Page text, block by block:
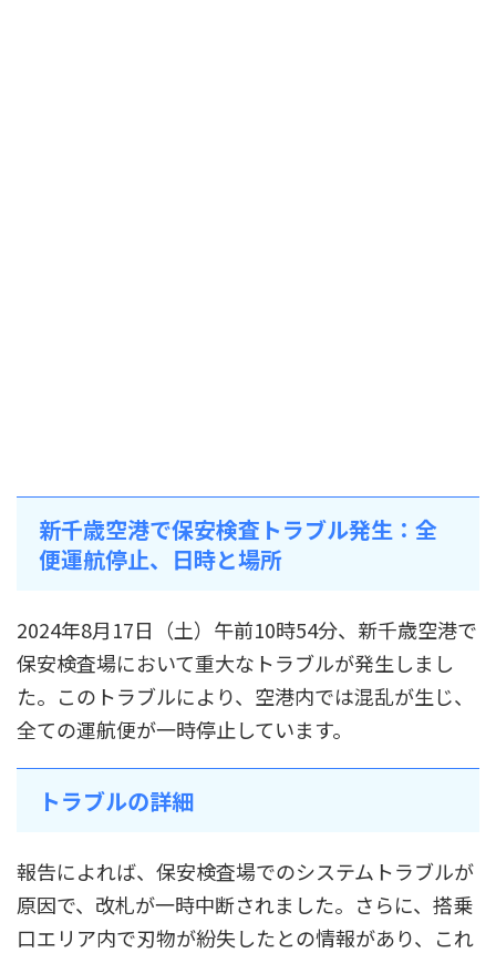
新千歳空港で保安検査トラブル発生：全
便運航停止、日時と場所
2024年8月17日（土）午前10時54分、新千歳空港で
保安検査場において重大なトラブルが発生しまし
た。このトラブルにより、空港内では混乱が生じ、
全ての運航便が一時停止しています。
トラブルの詳細
報告によれば、保安検査場でのシステムトラブルが
原因で、改札が一時中断されました。さらに、搭乗
口エリア内で刃物が紛失したとの情報があり、これ